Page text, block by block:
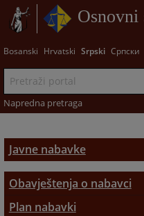
Osnovni
Bosanski Hrvatski Srpski Српски
Napredna pretraga
Javne nabavke
Obavještenja o nabavci
Obavještenja o nabavci
Plan nabavki